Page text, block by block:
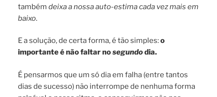
tambémdeixa a nossa auto-estima cada vez mais em
baixo.
E a solução, de certa forma, é tão simples:o
importante é não faltar nosegundodia.
É pensarmos que um só dia em falha (entre tantos
dias de sucesso) não interrompe de nenhuma forma